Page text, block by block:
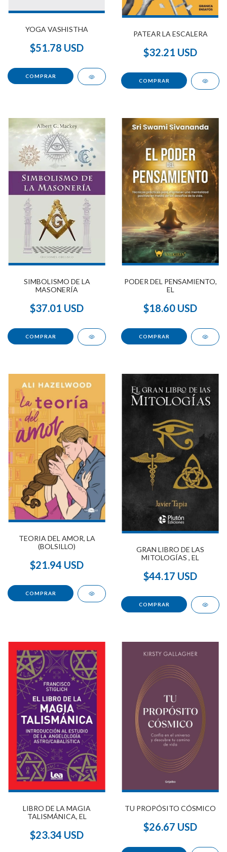
YOGA VASHISTHA
$51.78 USD
PATEAR LA ESCALERA
$32.21 USD
SIMBOLISMO DE LA
MASONERÍA
$37.01 USD
PODER DEL PENSAMIENTO,
EL
$18.60 USD
TEORIA DEL AMOR, LA
(BOLSILLO)
$21.94 USD
GRAN LIBRO DE LAS
MITOLOGÍAS , EL
$44.17 USD
LIBRO DE LA MAGIA
TALISMÁNICA, EL
$23.34 USD
TU PROPÓSITO CÓSMICO
$26.67 USD